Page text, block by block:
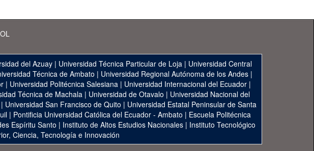
del Azuay | Universidad Técnica Particular de Loja | Universidad Central
Técnica de Ambato | Universidad Regional Autónoma de los Andes|
| Universidad Politécnica Salesiana| Universidad Internacional del Ecuador|
Técnica de Machala | Universidad de Otavalo | Universidad Nacional del
| Universidad San Francisco de Quito | Universidad Estatal Peninsular de Santa
| Pontificia Universidad Católica del Ecuador - Ambato | Escuela Politécnica
Espíritu Santo | Instituto de Altos Estudios Nacionales | Instituto Tecnológico
Ciencia, Tecnología e Innovación